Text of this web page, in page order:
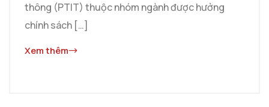
thông (PTIT) thuộc nhóm ngành được hưởng
chính sách […]
Xem thêm